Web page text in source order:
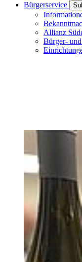
Bürgerservice
Allianz
Bürger-